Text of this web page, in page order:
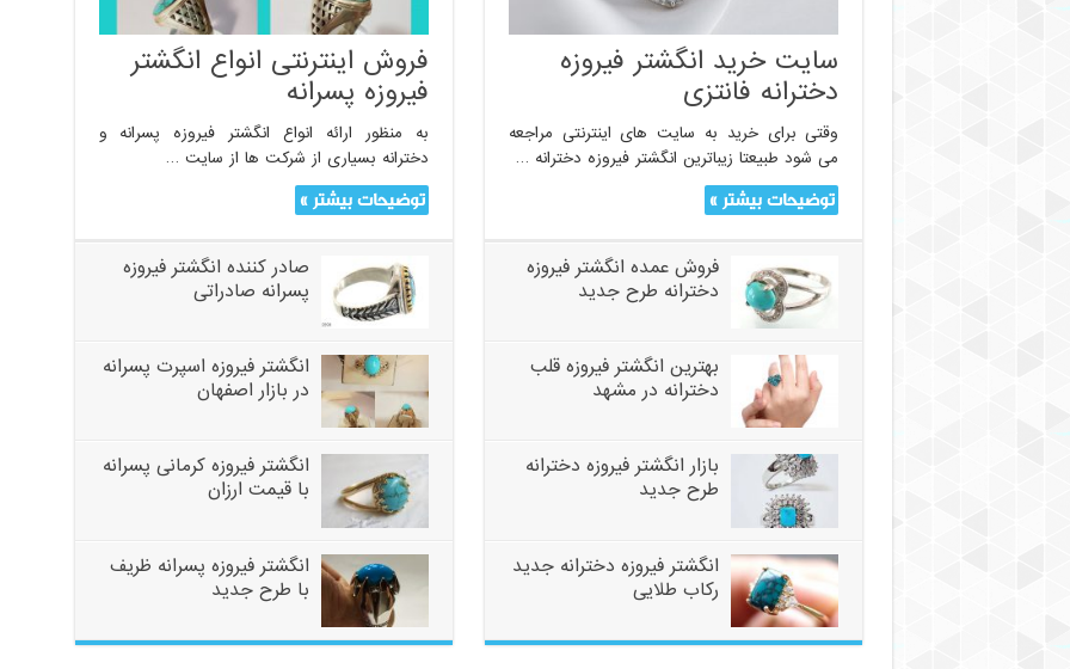
فروش اینترنتی انواع انگشتر
فیروزه پسرانه
به منظور ارائه انواع انگشتر فیروزه پسرانه و
دخترانه بسیاری از شرکت ها از سایت …
توضیحات بیشتر »
صادر کننده انگشتر فیروزه
پسرانه صادراتی
انگشتر فیروزه اسپرت پسرانه
در بازار اصفهان
انگشتر فیروزه کرمانی پسرانه
با قیمت ارزان
انگشتر فیروزه پسرانه ظریف
با طرح جدید
سایت خرید انگشتر فیروزه
دخترانه فانتزی
وقتی برای خرید به سایت های اینترنتی مراجعه
می شود طبیعتا زیباترین انگشتر فیروزه دخترانه …
توضیحات بیشتر »
فروش عمده انگشتر فیروزه
دخترانه طرح جدید
بهترین انگشتر فیروزه قلب
دخترانه در مشهد
بازار انگشتر فیروزه دخترانه
طرح جدید
انگشتر فیروزه دخترانه جدید
رکاب طلایی